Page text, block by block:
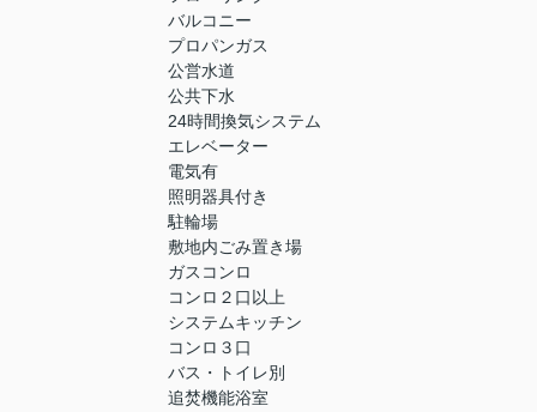
バルコニー
プロパンガス
公営水道
公共下水
24時間換気システム
エレベーター
電気有
照明器具付き
駐輪場
敷地内ごみ置き場
ガスコンロ
コンロ２口以上
システムキッチン
コンロ３口
バス・トイレ別
追焚機能浴室